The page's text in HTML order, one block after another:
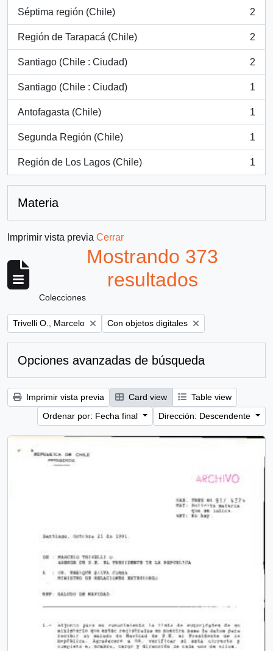
Séptima región (Chile)
, 2 resultados
2
Región de Tarapacá (Chile)
, 2 resultados
2
Santiago (Chile : Ciudad)
, 2 resultados
2
Santiago (Chile : Ciudad)
, 1 resultados
1
Antofagasta (Chile)
, 1 resultados
1
Segunda Región (Chile)
, 1 resultados
1
Región de Los Lagos (Chile)
, 1 resultados
1
Materia
Imprimir vista previa Cerrar
Mostrando 373
resultados
Colecciones
Remove filter:
Trivelli O., Marcelo Remove filter:
Con objetos digitales
Opciones avanzadas de búsqueda
Imprimir vista previa Card view
Table view
Ordenar por: Fecha final
Dirección: Descendente